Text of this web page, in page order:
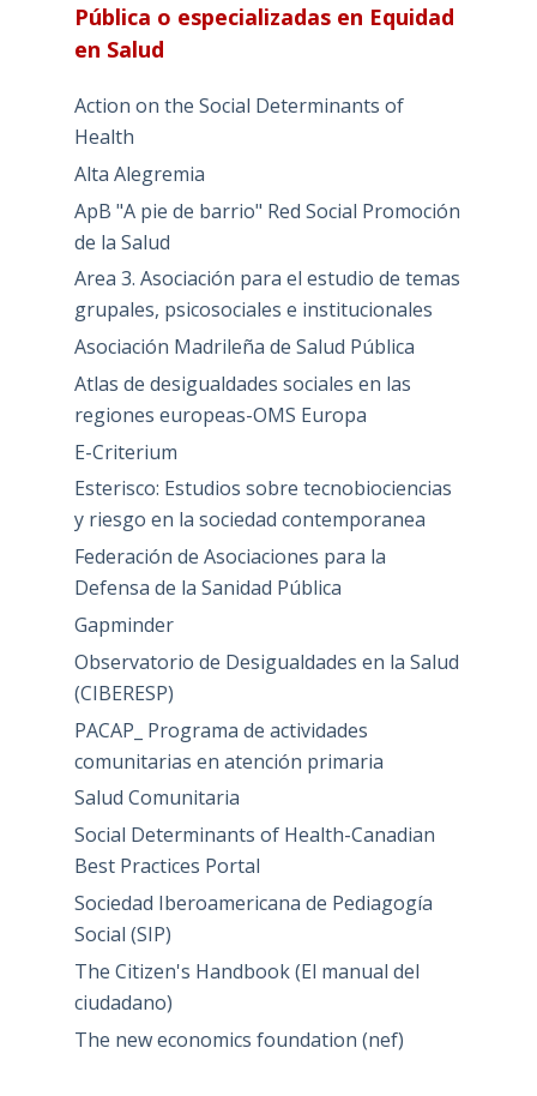
Pública o especializadas en Equidad
en Salud
Action on the Social Determinants of
Health
Alta Alegremia
ApB "A pie de barrio" Red Social Promoción
de la Salud
Area 3. Asociación para el estudio de temas
grupales, psicosociales e institucionales
Asociación Madrileña de Salud Pública
Atlas de desigualdades sociales en las
regiones europeas-OMS Europa
E-Criterium
Esterisco: Estudios sobre tecnobiociencias
y riesgo en la sociedad contemporanea
Federación de Asociaciones para la
Defensa de la Sanidad Pública
Gapminder
Observatorio de Desigualdades en la Salud
(CIBERESP)
PACAP_ Programa de actividades
comunitarias en atención primaria
Salud Comunitaria
Social Determinants of Health-Canadian
Best Practices Portal
Sociedad Iberoamericana de Pediagogía
Social (SIP)
The Citizen's Handbook (El manual del
ciudadano)
The new economics foundation (nef)